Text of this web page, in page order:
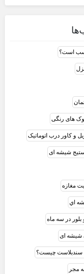
است؟
های رنگی
و کاور درب اتوماتیک
شیشه ای
مغازه
اي
در سه ماه
شیشه ای
چیست؟
مجر